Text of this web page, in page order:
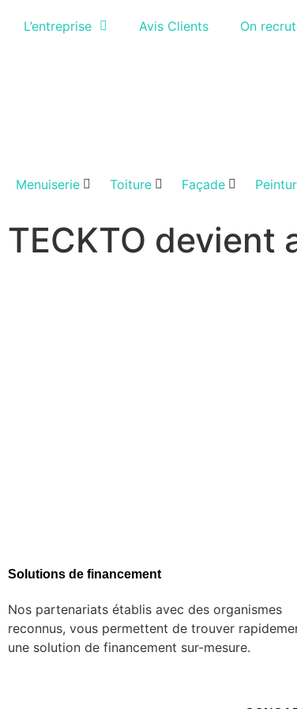
L’entreprise Avis Clients On
Menuiserie Toiture Façade
TECKTO devient
Solutions de financement
Nos partenariats établis avec des organismes
reconnus, vous permettent de trouver
une solution de financement sur-mesure.